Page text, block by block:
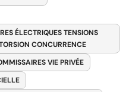
ÉLECTRIQUES TENSIONS
CONCURRENCE
VIE PRIVÉE